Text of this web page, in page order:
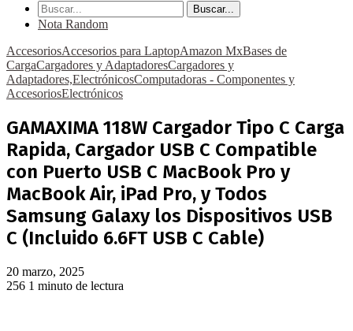
Buscar...
Nota Random
AccesoriosAccesorios para LaptopAmazon MxBases de
CargaCargadores y AdaptadoresCargadores y
Adaptadores,ElectrónicosComputadoras - Componentes y
AccesoriosElectrónicos
GAMAXIMA 118W Cargador Tipo C Carga
Rapida, Cargador USB C Compatible
con Puerto USB C MacBook Pro y
MacBook Air, iPad Pro, y Todos
Samsung Galaxy los Dispositivos USB
C (Incluido 6.6FT USB C Cable)
20 marzo, 2025
256 1 minuto de lectura